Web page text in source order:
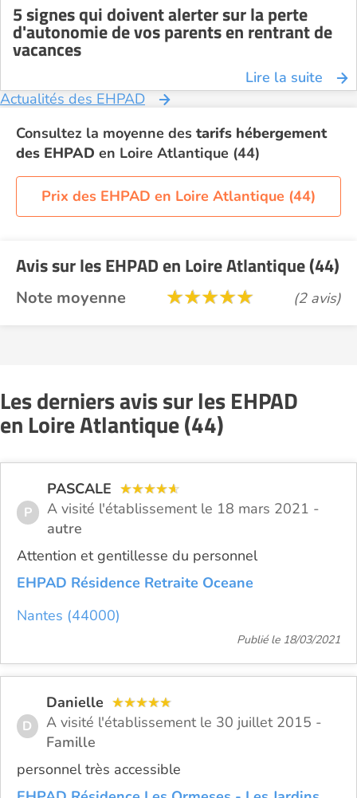
5 signes qui doivent alerter sur la perte
d'autonomie de vos parents en rentrant de
vacances
Lire la suite
Actualités des EHPAD
Consultez la moyenne des tarifs hébergement
des EHPAD en Loire Atlantique (44)
Prix des EHPAD en Loire Atlantique (44)
Avis sur les EHPAD en Loire Atlantique (44)
Note moyenne (2 avis)
Les derniers avis sur les EHPAD
en Loire Atlantique (44)
P
PASCALE
A visité l'établissement le 18 mars 2021 -
autre
Attention et gentillesse du personnel
EHPAD Résidence Retraite Oceane
Nantes (44000)
Publié le 18/03/2021
D
Danielle
A visité l'établissement le 30 juillet 2015 -
Famille
personnel très accessible